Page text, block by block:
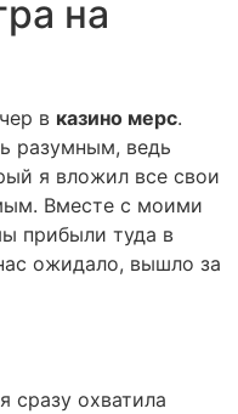
на
в казино мерс.
разумным, ведь
я вложил все свои
Вместе с моими
прибыли туда в
ожидало, вышло за
сразу охватила